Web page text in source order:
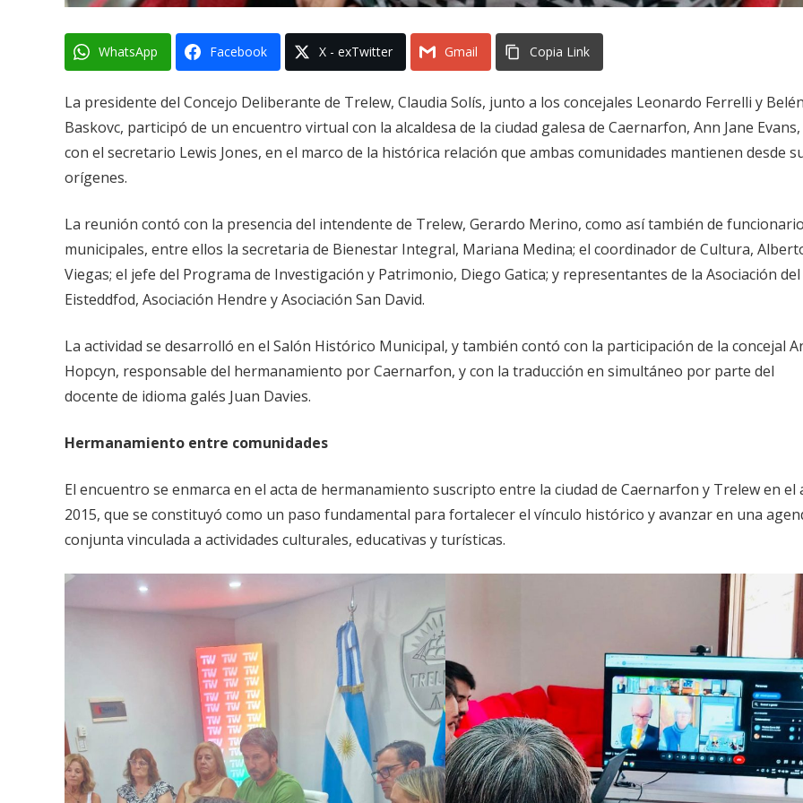
WhatsApp Facebook X - exTwitter Gmail Copia Link
La presidente del Concejo Deliberante de Trelew, Claudia Solís, junto a los concejales Leonardo Ferrelli y Belén
Baskovc, participó de un encuentro virtual con la alcaldesa de la ciudad galesa de Caernarfon, Ann Jane Evans,
con el secretario Lewis Jones, en el marco de la histórica relación que ambas comunidades mantienen desde
orígenes.
La reunión contó con la presencia del intendente de Trelew, Gerardo Merino, como así también de
municipales, entre ellos la secretaria de Bienestar Integral, Mariana Medina; el coordinador de Cultura,
Viegas; el jefe del Programa de Investigación y Patrimonio, Diego Gatica; y representantes de la Asociación del
Eisteddfod, Asociación Hendre y Asociación San David.
La actividad se desarrolló en el Salón Histórico Municipal, y también contó con la participación de la concejal
Hopcyn, responsable del hermanamiento por Caernarfon, y con la traducción en simultáneo por parte del
docente de idioma galés Juan Davies.
Hermanamiento entre comunidades
El encuentro se enmarca en el acta de hermanamiento suscripto entre la ciudad de Caernarfon y Trelew en el
2015, que se constituyó como un paso fundamental para fortalecer el vínculo histórico y avanzar en una
conjunta vinculada a actividades culturales, educativas y turísticas.